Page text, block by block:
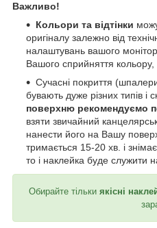
Важливо!
Кольори та відтінки
оригіналу залежно від
налаштувань вашого
Вашого сприйняття кольору,
Сучасні покриття
бувають дуже різних типів і
поверхню рекомендуємо
взяти звичайний
нанести його на Вашу
тримається 15-20 хв. і
то і наклейка буде служити
Обирайте тільки якісні